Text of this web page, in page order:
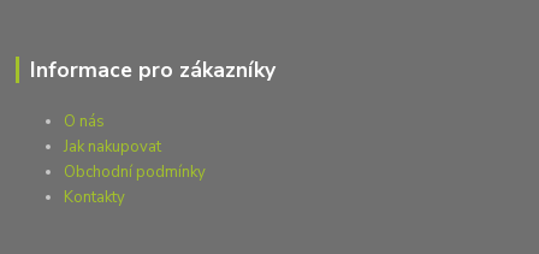
Informace pro zákazníky
O nás
Jak nakupovat
Obchodní podmínky
Kontakty